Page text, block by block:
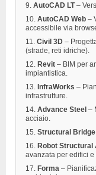
9. AutoCAD LT–
10. AutoCAD Web –
accessibile via
11.
Civil 3D –
(strade, reti idriche).
12. Revit – BIM per
impiantistica.
13. InfraWorks –
infrastrutture.
14. Advance Steel –
acciaio.
15. Structural
16. Robot Structural
avanzata per edifici e
17. Forma –